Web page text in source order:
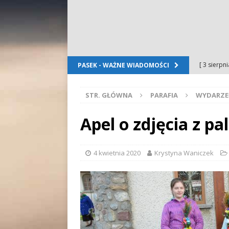
PASEK - WAŻNE WIADOMOŚCI [ 3
[ 2
[ 2
[ 2
[ 5
Folkloru
STR. GŁÓWNA PARAFIA
Apel o zdjęcia z
4 kwietnia 2020 Krystyna Waniczek